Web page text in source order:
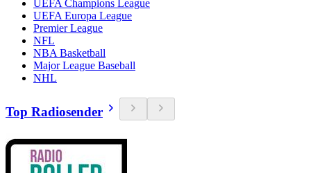
UEFA Champions League
UEFA Europa League
Premier League
NFL
NBA Basketball
Major League Baseball
NHL
Top Radiosender